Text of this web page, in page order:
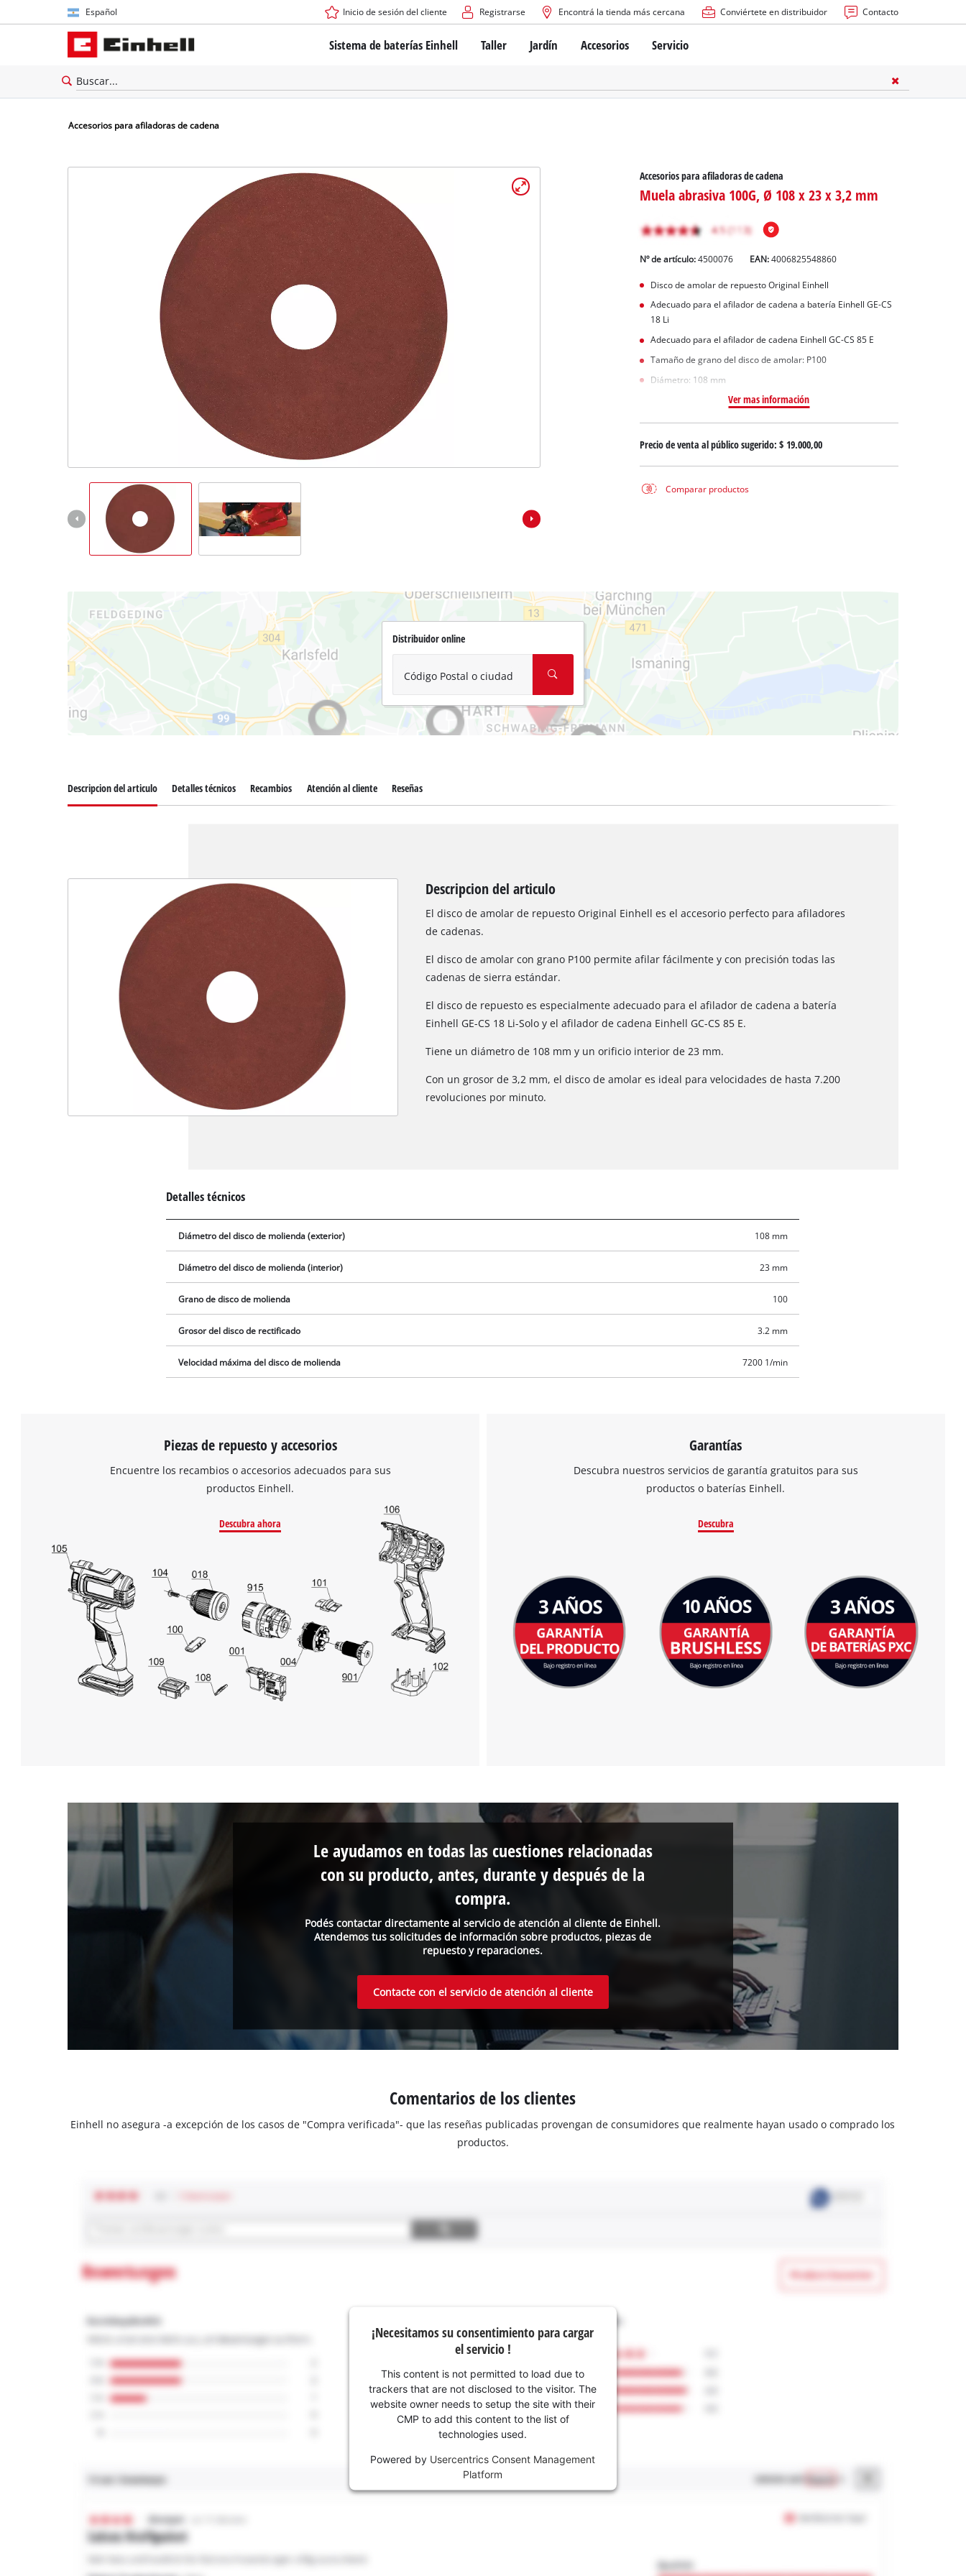
Español
Español
English
Inicio de sesión del cliente Registrarse Encontrá la tienda más cercana Conviértete en distribuidor Contacto
Sistema de baterías Einhell
El sistema de baterías Power X-Change
Sobre Einhell PROFESSIONAL
Todos los dispositivos PROFESSIONAL
Herramientas eléctricas PROFESSIONAL
Herramientas de jardín PROFESSIONAL
Todos los productos Power X-Change
Herramientas Power X-Change
Herramientas de jardín Power X-Change
Taller
Atornilladores inalámbricos
Taladros de columna
Routers para madera
Sierras de cinta
Aspirador de materiales húmedos y secos
Aspiradoras para cenizas
Más herramientas de limpieza
Hidrolavadoras
Jardín
Cortadoras de césped a batería
Cortadoras de césped manuales
Bombas para casa y jardín
Bombas sumergibles para agua limpia
Accesorios Servicio
Accesorios para afiladoras de cadena
Accesorios para afiladoras de cadena
Muela abrasiva 100G, Ø 108 x 23 x 3,2 mm
Nº de artículo: 4500076 EAN:4006825548860
Disco de amolar de repuesto Original Einhell
Adecuado para el afilador de cadena a batería Einhell GE-CS
18 Li
Adecuado para el afilador de cadena Einhell GC-CS 85 E
Tamaño de grano del disco de amolar: P100
Diámetro: 108 mm
Ver mas información
Precio de venta al público sugerido: $ 19.000,00
Comparar productos
Distribuidor online
Código Postal o ciudad
to trackers that are not disclosed to the
the site with their CMP to add this content
Powered by
Management Platform
Descripcion del articulo Detalles técnicos Recambios Atención al cliente Reseñas
Descripcion del articulo
El disco de amolar de repuesto Original Einhell es el accesorio perfecto para afiladores
de cadenas.
El disco de amolar con grano P100 permite afilar fácilmente y con precisión todas las
cadenas de sierra estándar.
El disco de repuesto es especialmente adecuado para el afilador de cadena a batería
Einhell GE-CS 18 Li-Solo y el afilador de cadena Einhell GC-CS 85 E.
Tiene un diámetro de 108 mm y un orificio interior de 23 mm.
Con un grosor de 3,2 mm, el disco de amolar es ideal para velocidades de hasta 7.200
revoluciones por minuto.
Detalles técnicos
Diámetro del disco de molienda (exterior) 108 mm
Diámetro del disco de molienda (interior) 23 mm
Grano de disco de molienda 100
Grosor del disco de rectificado 3.2 mm
Velocidad máxima del disco de molienda 7200 1/min
Piezas de repuesto y accesorios
Encuentre los recambios o accesorios adecuados para sus
productos Einhell.
Descubra ahora
Garantías
Descubra nuestros servicios de garantía gratuitos para sus
productos o baterías Einhell.
Descubra
Podés contactar directamente al servicio de atención al cliente de Einhell.
Atendemos tus solicitudes de información sobre productos, piezas de
repuesto y reparaciones.
Le ayudamos en todas las cuestiones relacionadas
con su producto, antes, durante y después de la
compra.
Contacte con el servicio de atención al cliente
Comentarios de los clientes
Einhell no asegura -a excepción de los casos de "Compra verificada"- que las reseñas publicadas provengan de consumidores que realmente hayan usado o comprado los
productos.
¡Necesitamos su consentimiento para cargar
el servicio !
This content is not permitted to load due to
trackers that are not disclosed to the visitor. The
website owner needs to setup the site with their
CMP to add this content to the list of
technologies used.
Powered by Usercentrics Consent Management
Platform